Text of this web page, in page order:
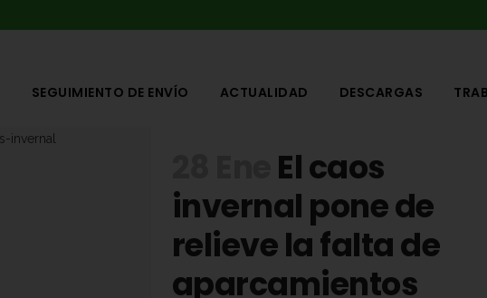
SEGUIMIENTO DE ENVÍO ACTUALIDAD DESCARGAS
El caos
invernal pone de
relieve la falta de
aparcamientos